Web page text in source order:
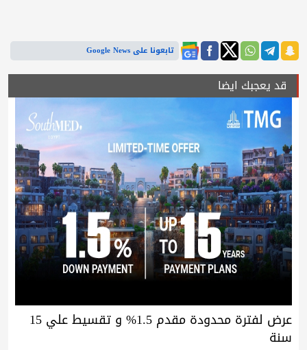
تابعونا على Google News
قد يعجبك ايضا
عرض لفترة محدودة مقدم 1.5% و تقسيط علي 15
سنة